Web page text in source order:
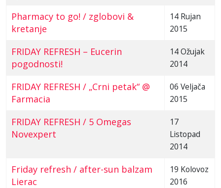
Pharmacy to go! / zglobovi &
kretanje
14 Rujan
2015
FRIDAY REFRESH – Eucerin
pogodnosti!
14 Ožujak
2014
FRIDAY REFRESH / „Crni petak“ @
Farmacia
06 Veljača
2015
FRIDAY REFRESH / 5 Omegas
Novexpert
17
Listopad
2014
Friday refresh / after-sun balzam
Lierac
19 Kolovoz
2016